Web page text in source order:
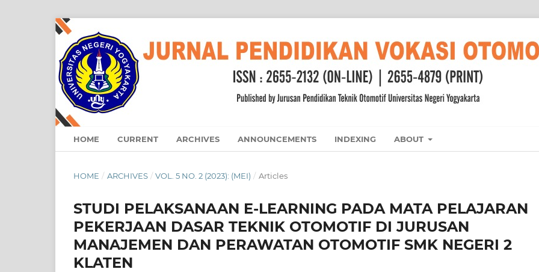
HOME CURRENT ARCHIVES ANNOUNCEMENTS INDEXING ABOUT
HOME / ARCHIVES / VOL. 5 NO. 2 (2023): (MEI) / Articles
STUDI PELAKSANAAN E-LEARNING PADA MATA PELAJARAN
PEKERJAAN DASAR TEKNIK OTOMOTIF DI JURUSAN
MANAJEMEN DAN PERAWATAN OTOMOTIF SMK NEGERI 2
KLATEN